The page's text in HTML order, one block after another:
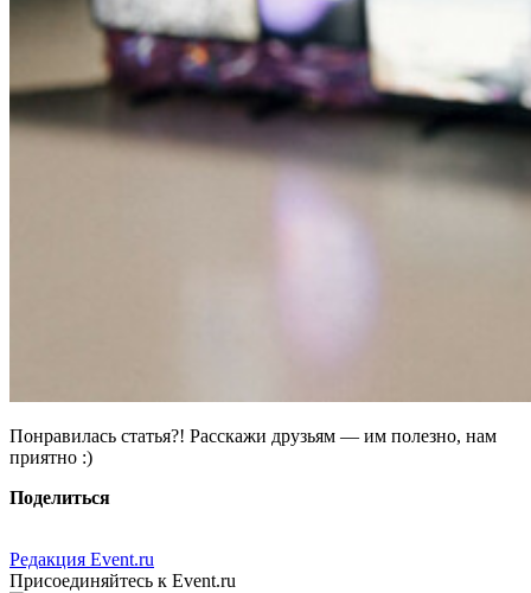
Понравилась статья?! Расскажи друзьям — им полезно, нам
приятно :)
Поделиться
Редакция Event.ru
Присоединяйтесь к Event.ru